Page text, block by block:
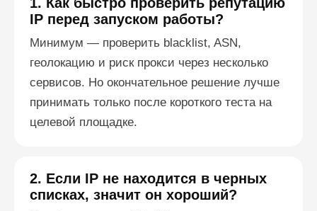
IP перед запуском работы?
Минимум — проверить blacklist, ASN,
геолокацию и риск прокси через несколько
сервисов. Но окончательное решение лучше
принимать только после короткого теста на
целевой площадке.
2. Если IP не находится в черных
списках, значит он хороший?